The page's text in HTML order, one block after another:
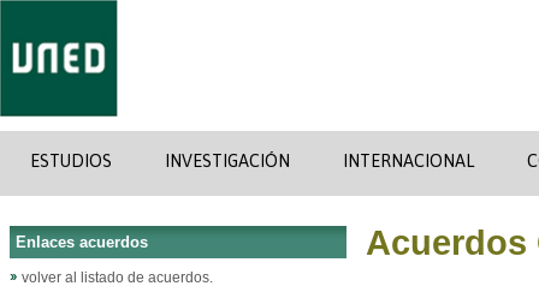
ESTUDIOS INVESTIGACIÓN INTERNACIONAL
Enlaces acuerdos
volver al listado de acuerdos.
Acuerdos